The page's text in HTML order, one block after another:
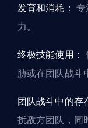
发育和消耗：
力。
终极技能使用：
胁或在团队战斗
团队战斗中的存
扰敌方团队，同